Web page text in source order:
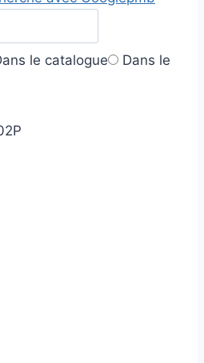
le catalogue
Dans le